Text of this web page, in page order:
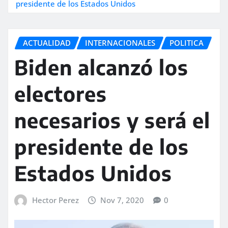
presidente de los Estados Unidos
ACTUALIDAD INTERNACIONALES POLITICA
Biden alcanzó los
electores
necesarios y será el
presidente de los
Estados Unidos
Hector Perez Nov 7, 2020 0